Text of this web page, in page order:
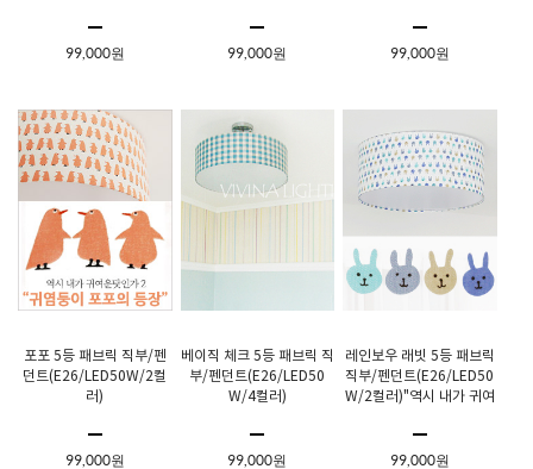
99,000원 99,000원 99,000원
포포 5등 패브릭 직부/펜
던트(E26/LED50W/2컬
러)
99,000원
베이직 체크 5등 패브릭 직
부/펜던트(E26/LED50
W/4컬러)
99,000원
레인보우 래빗 5등 패브릭
직부/펜던트(E26/LED50
W/2컬러)"역시 내가 귀여
99,000원